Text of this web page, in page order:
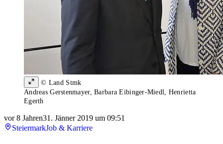
© Land Stmk
Andreas Gerstenmayer, Barbara Eibinger-Miedl, Henrietta
Egerth
vor 8 Jahren31. Jänner 2019 um 09:51
SteiermarkJob & Karriere